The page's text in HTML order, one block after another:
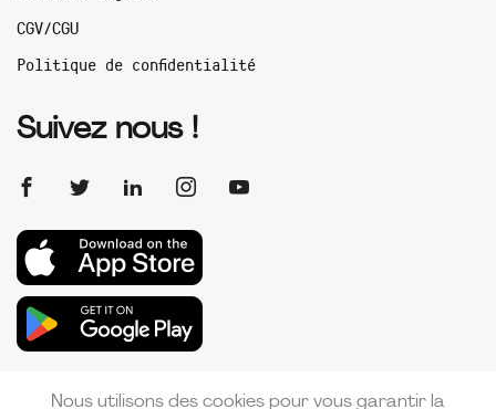
CGV/CGU
Politique de confidentialité
Suivez nous !
Nous utilisons des cookies pour vous garantir la